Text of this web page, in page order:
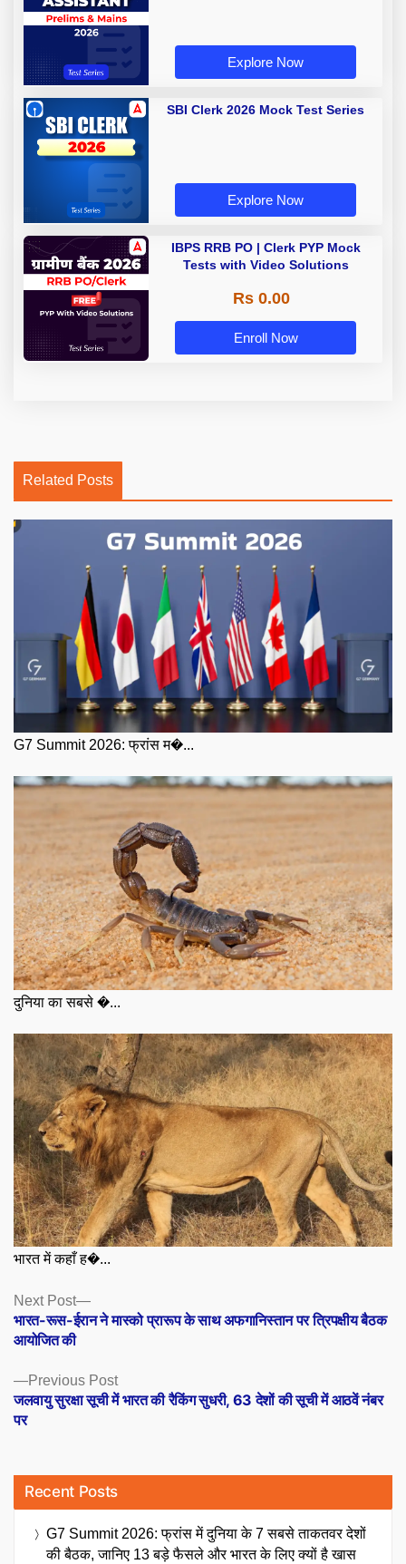
Explore Now
SBI Clerk 2026 Mock Test Series
Explore Now
IBPS RRB PO | Clerk PYP Mock
Tests with Video Solutions
Rs 0.00
Enroll Now
Related Posts
G7 Summit 2026: फ्रांस म�...
दुनिया का सबसे �...
भारत में कहाँ ह�...
Posts
navigation
Previous PostPrevious
post:
जलवायु सुरक्षा सूची में भारत की रैकिंग सुधरी, 63 देशों की सूची में आठवें नंबर
पर
Next Post
Next
post:
भारत-रूस-ईरान ने मास्को प्रारूप के साथ अफगानिस्तान पर त्रिपक्षीय बैठक
आयोजित की
Recent Posts
G7 Summit 2026: फ्रांस में दुनिया के 7 सबसे ताकतवर देशों
की बैठक, जानिए 13 बड़े फैसले और भारत के लिए क्यों है खास